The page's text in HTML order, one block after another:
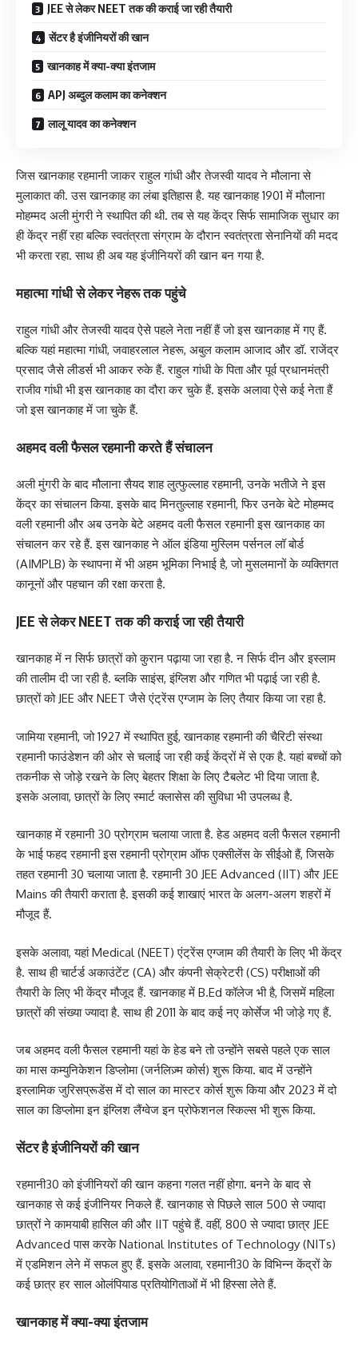
JEE से लेकर NEET तक की कराई जा रही तैयारी
सेंटर है इंजीनियरों की खान
खानकाह में क्या-क्या इंतजाम
APJ अब्दुल कलाम का कनेक्शन
लालू यादव का कनेक्शन
जिस खानकाह रहमानी जाकर राहुल गांधी और तेजस्वी यादव ने मौलाना से
मुलाकात की. उस खानकाह का लंबा इतिहास है. यह खानकाह 1901 में मौलाना
मोहम्मद अली मुंगरी ने स्थापित की थी. तब से यह केंद्र सिर्फ सामाजिक सुधार का
ही केंद्र नहीं रहा बल्कि स्वतंत्रता संग्राम के दौरान स्वतंत्रता सेनानियों की मदद
भी करता रहा. साथ ही अब यह इंजीनियरों की खान बन गया है.
महात्मा गांधी से लेकर नेहरू तक पहुंचे
राहुल गांधी और तेजस्वी यादव ऐसे पहले नेता नहीं हैं जो इस खानकाह में गए हैं.
बल्कि यहां महात्मा गांधी, जवाहरलाल नेहरू, अबुल कलाम आजाद और डॉ. राजेंद्र
प्रसाद जैसे लीडर्स भी आकर रुके हैं. राहुल गांधी के पिता और पूर्व प्रधानमंत्री
राजीव गांधी भी इस खानकाह का दौरा कर चुके हैं. इसके अलावा ऐसे कई नेता हैं
जो इस खानकाह में जा चुके हैं.
अहमद वली फैसल रहमानी करते हैं संचालन
अली मुंगरी के बाद मौलाना सैयद शाह लुत्फुल्लाह रहमानी, उनके भतीजे ने इस
केंद्र का संचालन किया. इसके बाद मिनतुल्लाह रहमानी, फिर उनके बेटे मोहम्मद
वली रहमानी और अब उनके बेटे अहमद वली फैसल रहमानी इस खानकाह का
संचालन कर रहे हैं. इस खानकाह ने ऑल इंडिया मुस्लिम पर्सनल लॉ बोर्ड
(AIMPLB) के स्थापना में भी अहम भूमिका निभाई है, जो मुसलमानों के व्यक्तिगत
कानूनों और पहचान की रक्षा करता है.
JEE से लेकर NEET तक की कराई जा रही तैयारी
खानकाह में न सिर्फ छात्रों को कुरान पढ़ाया जा रहा है. न सिर्फ दीन और इस्लाम
की तालीम दी जा रही है. ब्लकि साइंस, इंग्लिश और गणित भी पढ़ाई जा रही है.
छात्रों को JEE और NEET जैसे एंट्रेंस एग्जाम के लिए तैयार किया जा रहा है.
जामिया रहमानी, जो 1927 में स्थापित हुई, खानकाह रहमानी की चैरिटी संस्था
रहमानी फाउंडेशन की ओर से चलाई जा रही कई केंद्रों में से एक है. यहां बच्चों को
तकनीक से जोड़े रखने के लिए बेहतर शिक्षा के लिए टैबलेट भी दिया जाता है.
इसके अलावा, छात्रों के लिए स्मार्ट क्लासेस की सुविधा भी उपलब्ध है.
खानकाह में रहमानी 30 प्रोग्राम चलाया जाता है. हेड अहमद वली फैसल रहमानी
के भाई फहद रहमानी इस रहमानी प्रोग्राम ऑफ एक्सीलेंस के सीईओ हैं, जिसके
तहत रहमानी 30 चलाया जाता है. रहमानी 30 JEE Advanced (IIT) और JEE
Mains की तैयारी कराता है. इसकी कई शाखाएं भारत के अलग-अलग शहरों में
मौजूद हैं.
इसके अलावा, यहां Medical (NEET) एंट्रेंस एग्जाम की तैयारी के लिए भी केंद्र
है. साथ ही चार्टर्ड अकाउंटेंट (CA) और कंपनी सेक्रेटरी (CS) परीक्षाओं की
तैयारी के लिए भी केंद्र मौजूद हैं. खानकाह में B.Ed कॉलेज भी है, जिसमें महिला
छात्रों की संख्या ज्यादा है. साथ ही 2011 के बाद कई नए कोर्सेज भी जोड़े गए हैं.
जब अहमद वली फैसल रहमानी यहां के हेड बने तो उन्होंने सबसे पहले एक साल
का मास कम्युनिकेशन डिप्लोमा (जर्नलिज़्म कोर्स) शुरू किया. बाद में उन्होंने
इस्लामिक जुरिसप्रूडेंस में दो साल का मास्टर कोर्स शुरू किया और 2023 में दो
साल का डिप्लोमा इन इंग्लिश लैंग्वेज इन प्रोफेशनल स्किल्स भी शुरू किया.
सेंटर है इंजीनियरों की खान
रहमानी30 को इंजीनियरों की खान कहना गलत नहीं होगा. बनने के बाद से
खानकाह से कई इंजीनियर निकले हैं. खानकाह से पिछले साल 500 से ज्यादा
छात्रों ने कामयाबी हासिल की और IIT पहुंचे हैं. वहीं, 800 से ज्यादा छात्र JEE
Advanced पास करके National Institutes of Technology (NITs)
में एडमिशन लेने में सफल हुए हैं. इसके अलावा, रहमानी30 के विभिन्न केंद्रों के
कई छात्र हर साल ओलंपियाड प्रतियोगिताओं में भी हिस्सा लेते हैं.
खानकाह में क्या-क्या इंतजाम